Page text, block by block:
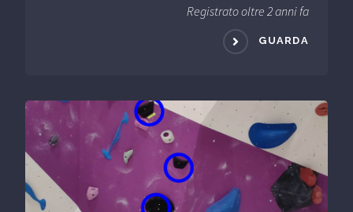
Registrato oltre 2 anni fa
GUARDA